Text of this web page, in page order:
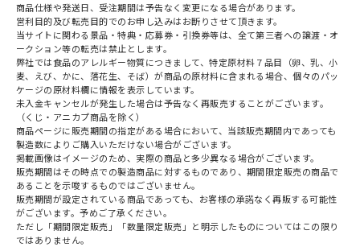
商品仕様や発送日、受注期間は予告なく変更になる場合があります。
営利目的及び転売目的でのお申し込みはお断りさせて頂きます。
当サイトに関わる景品・特典・応募券・引換券等は、全て第三者への譲渡・オ
ークション等の転売は禁止とします。
弊社では食品のアレルギー物質につきまして、特定原材料７品目（卵、乳、小
麦、えび、かに、落花生、そば）が商品の原材料に含まれる場合、個々のパッ
ケージの原材料欄に情報を表示しています。
未入金キャンセルが発生した場合は予告なく再販売することがございます。
（くじ・アニカプ商品を除く）
商品ページに販売期間の指定がある場合において、当該販売期間内であっても
製造数によりご購入いただけない場合がございます。
掲載画像はイメージのため、実際の商品と多少異なる場合がございます。
販売期間はその時点での製造商品に対するものであり、期間限定販売の商品で
あることを示唆するものではございません。
販売期間が設定されている商品であっても、お客様の承諾なく再販する可能性
がございます。予めご了承ください。
ただし「期間限定販売」「数量限定販売」と明示したものについてはこの限り
ではありません。